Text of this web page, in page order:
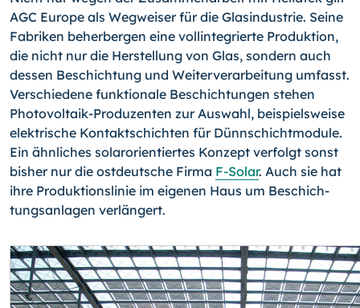
AGC Europe als Wegweiser für die Glasindustrie. Seine
Fabriken beherbergen eine vollintegrierte Produktion,
die nicht nur die Herstellung von Glas, sondern auch
dessen Beschichtung und Weiterverarbei­tung umfasst.
Verschiedene funktionale Beschichtungen stehen
Photovoltaik-Produ­zenten zur Auswahl, beispielsweise
elektrische Kontaktschichten für Dünnschichtmo­dule.
Ein ähnliches solarorientiertes Konzept verfolgt sonst
bisher nur die ostdeut­sche Firma F-Solar. Auch sie hat
ihre Produktionslinie im eigenen Haus um Beschich­
tungsanlagen verlängert.